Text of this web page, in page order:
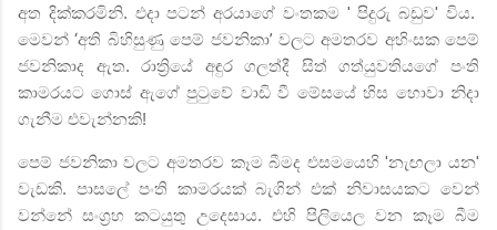
අත දික්කරමිනි. එදා පටන් අරයාගේ වංතකම 'පිදුරු බඩුව'විය.
මෙවන්‘අති බිහිසුණු පෙම් ජවනිකා’ වලට අමතරව අහිංසක පෙම්
ජවනිකාද ඇත. රාත්‍රියේ අඳුර ගලත්දී සිත් ගත්යුවතියගේ පංති
කාමරයට ගොස් ඇගේ පුටුවේ වාඩි වී මේසයේ හිස හොවා නිදා
ගැනීම එවැන්නකි!
පෙම් ජවනිකා වලට අමතරව කෑම බීමද එසමයෙහි'නැඟලා යන'
වැඩකි. පාසලේ පංති කාමරයක් බැගින් එක් නිවාසයකට වෙන්
වන්නේ සංග්‍රහ කටයුතු උදෙසාය. එහි පිලියෙල වන කෑම බීම